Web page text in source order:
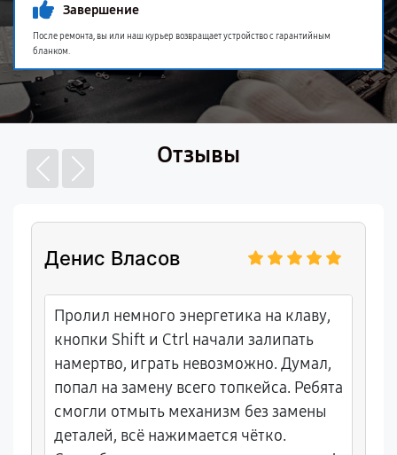
Завершение
После ремонта, вы или наш курьер возвращает устройство с гарантийным
бланком.
Отзывы
Денис Власов
Пролил немного энергетика на клаву,
кнопки Shift и Ctrl начали залипать
намертво, играть невозможно. Думал,
попал на замену всего топкейса. Ребята
смогли отмыть механизм без замены
деталей, всё нажимается чётко.